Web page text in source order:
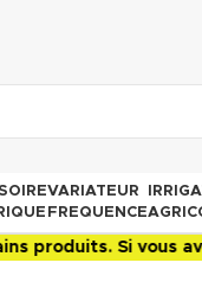
VARIATEUR
FREQUENCE
vous avez